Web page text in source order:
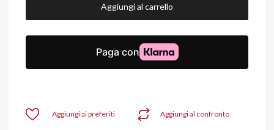
Aggiungi al carrello
Aggiungi al confronto
Aggiungi ai preferiti